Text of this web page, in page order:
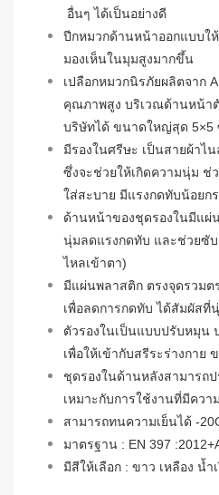
อื่นๆ ได้เป็นอย่างดี
ปีกหมวกด้านหน้าออกแบบใ
มองเห็นในมุมสูงมากขึ้น
เปลือกหมวกนิรภัยผลิตจาก
คุณภาพสูง บริเวณด้านหน้า
บริษัทได้ ขนาดใหญ่สุด 5×5
มีรองในศรีษะ เป็นสายผ้าไ
ซึ่งจะช่วยให้เกิดความนุ่ม ช่
ใส่สะบาย มีแรงกดทับน้อยก
ด้านหน้าของชุดรองในมีแผ่
นุ่มลดแรงกดทับ และช่วยซับ
ไหลเข้าตา)
มีแผ่นพลาสติก ตรงจุดรวมต
เพื่อลดการกดทับ ได้สัมผัสที่
ตัวรองในเป็นแบบปรับหมุน
เพื่อให้เข้ากับสรีระร่างกาย
ชุดรองในด้านหลังสามารถ
เหมาะกับการใช้งานที่มีควา
สามารถทนความเย็นได้ -
มาตรฐาน : EN 397
มีสีให้เลือก : ขาว เหลือง น้ำ